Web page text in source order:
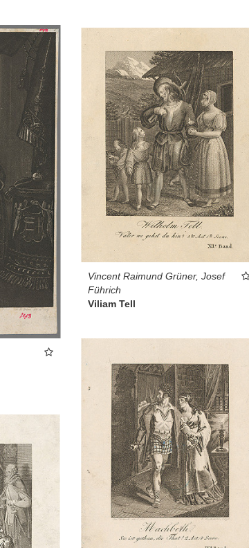
Vincent Raimund Grüner, Josef
Führich
Viliam Tell